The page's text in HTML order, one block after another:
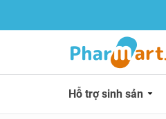
Hỗ trợ sinh sản